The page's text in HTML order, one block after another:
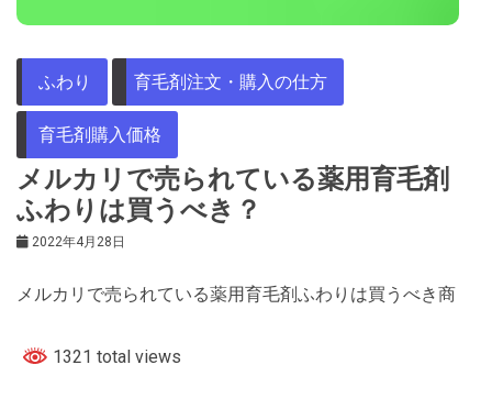
ふわり 育毛剤注文・購入の仕方
育毛剤購入価格
メルカリで売られている薬用育毛剤
ふわりは買うべき？
2022年4月28日
メルカリで売られている薬用育毛剤ふわりは買うべき商
1321 total views